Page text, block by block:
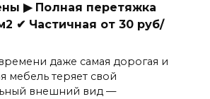
▶ Полная перетяжка
✔ Частичная от 30 руб/
даже самая дорогая и
мебель теряет свой
внешний вид —